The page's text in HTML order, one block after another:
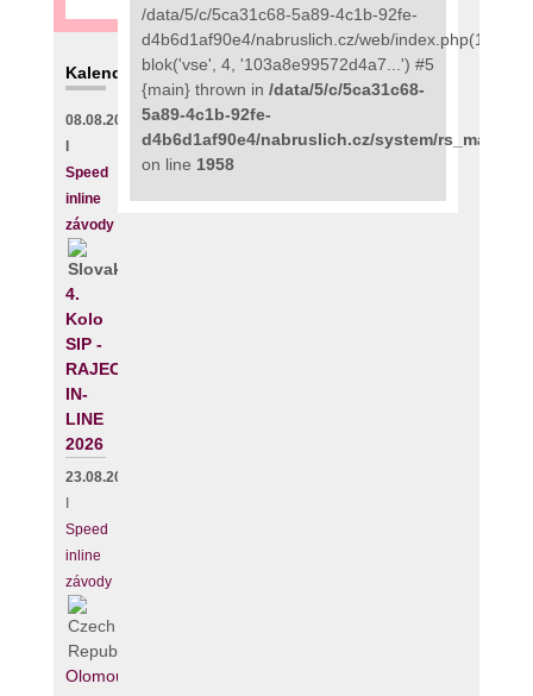
Kalendář
08.08.2026
Speed
inline
závody
4.
Kolo
SIP -
RAJECKÝ
IN-
LINE
2026
23.08.2026
Speed
inline
závody
Olomouc
/data/5/c/5ca31c68-5a89-4c1b-92fe-
d4b6d1af90e4/nabruslich.cz/web/index.php(111):
blok('vse', 4, '103a8e99572d4a7...') #5
{main} thrown in /data/5/c/5ca31c68-
5a89-4c1b-92fe-
d4b6d1af90e4/nabruslich.cz/system/
on line 1958